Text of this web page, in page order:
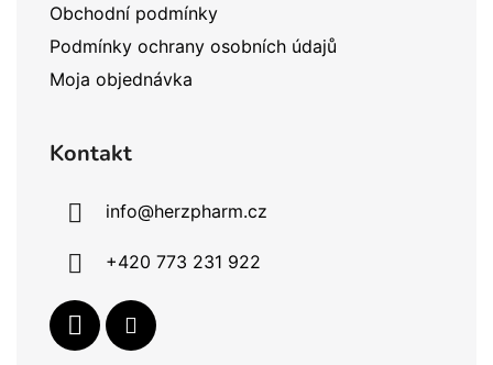
Obchodní podmínky
Podmínky ochrany osobních údajů
Moja objednávka
Kontakt
info@herzpharm.cz
+420 773 231 922